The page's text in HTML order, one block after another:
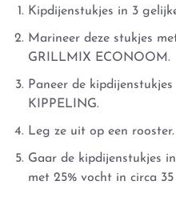
Kipdijenstukjes in 3
Marineer deze stukjes
GRILLMIX ECONOOM.
Paneer de
KIPPELING.
Leg ze uit op een rooster.
Gaar de kipdijenstukjes
met 25% vocht in circa